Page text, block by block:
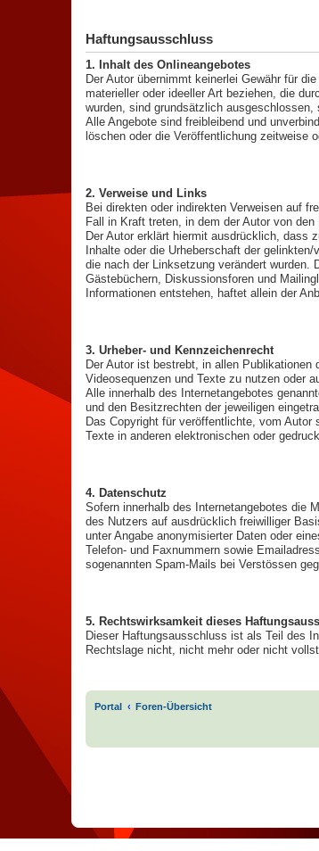
Haftungsausschluss
1. Inhalt des Onlineangebotes
Der Autor übernimmt keinerlei Gewähr für
materieller oder ideeller Art beziehen, die
wurden, sind grundsätzlich
Alle Angebote sind freibleibend und
löschen oder die Veröffentlichung zeitweise
2. Verweise und Links
Bei direkten oder indirekten Verweisen auf
Fall in Kraft treten, in dem der Autor von
Der Autor erklärt hiermit ausdrücklich, dass
Inhalte oder die Urheberschaft der
die nach der Linksetzung verändert wurden.
Gästebüchern, Diskussionsforen und
Informationen entstehen, haftet allein der
3. Urheber- und Kennzeichenrecht
Der Autor ist bestrebt, in allen
Videosequenzen und Texte zu nutzen oder
Alle innerhalb des Internetangebotes
und den Besitzrechten der jeweiligen
Das Copyright für veröffentlichte, vom Autor
Texte in anderen elektronischen oder
4. Datenschutz
Sofern innerhalb des Internetangebotes die
des Nutzers auf ausdrücklich freiwilliger
unter Angabe anonymisierter Daten oder
Telefon- und Faxnummern sowie
sogenannten Spam-Mails bei Verstössen
5. Rechtswirksamkeit dieses
Dieser Haftungsausschluss ist als Teil des
Rechtslage nicht, nicht mehr oder nicht
Portal Foren-Übersicht